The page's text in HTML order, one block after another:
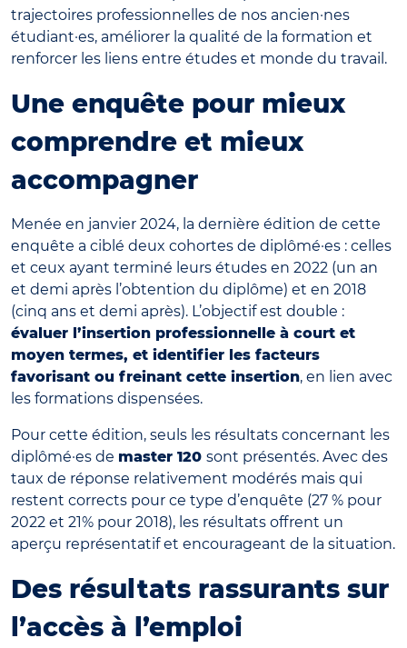
trajectoires professionnelles de nos ancien·nes
étudiant·es, améliorer la qualité de la formation et
renforcer les liens entre études et monde du travail.
Une enquête pour mieux
comprendre et mieux
accompagner
Menée en janvier 2024, la dernière édition de cette
enquête a ciblé deux cohortes de diplômé·es : celles
et ceux ayant terminé leurs études en 2022 (un an
et demi après l’obtention du diplôme) et en 2018
(cinq ans et demi après). L’objectif est double :
évaluer l’insertion professionnelle à court et
moyen termes, et identifier les facteurs
favorisant ou freinant cette insertion, en lien avec
les formations dispensées.
Pour cette édition, seuls les résultats concernant les
diplômé·es de master 120 sont présentés. Avec des
taux de réponse relativement modérés mais qui
restent corrects pour ce type d’enquête (27 % pour
2022 et 21% pour 2018), les résultats offrent un
aperçu représentatif et encourageant de la situation.
Des résultats rassurants sur
l’accès à l’emploi